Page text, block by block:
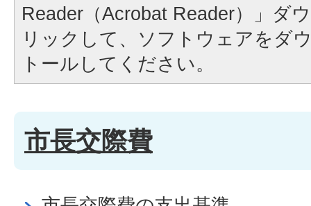
Reader（Acrobat Reader）」ダ
リックして、ソフトウェアをダ
トールしてください。
市長交際費